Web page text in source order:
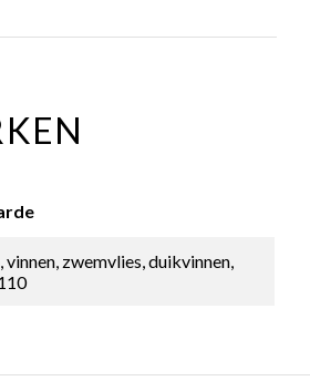
vinnen, zwemvlies, duikvinnen,